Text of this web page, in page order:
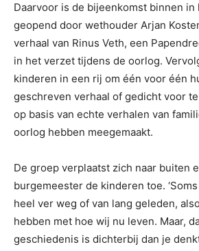
Daarvoor is de bijeenkomst binnen
geopend door wethouder Arjan
verhaal van Rinus Veth, een
in het verzet tijdens de oorlog.
kinderen in een rij om één voor één
geschreven verhaal of gedicht voor
op basis van echte verhalen van
oorlog hebben meegemaakt.
De groep verplaatst zich naar buiten
burgemeester de kinderen toe.
heel ver weg of van lang geleden,
hebben met hoe wij nu leven. Maar,
geschiedenis is dichterbij dan je